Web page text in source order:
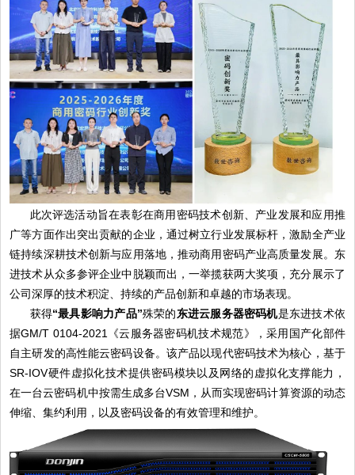
此次评选活动旨在表彰在商用密码技术创新、产业发展和应用推
广等方面作出突出贡献的企业，通过树立行业发展标杆，激励全产业
链持续深耕技术创新与应用落地，推动商用密码产业高质量发展。东
进技术从众多参评企业中脱颖而出，一举揽获两大奖项，充分展示了
公司深厚的技术积淀、持续的产品创新和卓越的市场表现。
获得“最具影响力产品”殊荣的东进云服务器密码机是东进技术依
据GM/T 0104-2021《云服务器密码机技术规范》，采用国产化部件
自主研发的高性能云密码设备。该产品以现代密码技术为核心，基于
SR-IOV硬件虚拟化技术提供密码模块以及网络的虚拟化支撑能力，
在一台云密码机中按需生成多台VSM，从而实现密码计算资源的动态
伸缩、集约利用，以及密码设备的有效管理和维护。